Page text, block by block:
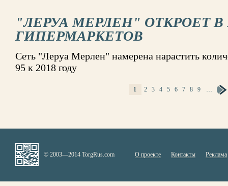
"ЛЕРУА МЕРЛЕН" ОТКРОЕТ В
ГИПЕРМАРКЕТОВ
Сеть "Леруа Мерлен" намерена нарастить
95 к 2018 году
1 2 3 4 5 6 7 8 9 …
© 2003—2014 TorgRus.com О проекте Контакты Реклама